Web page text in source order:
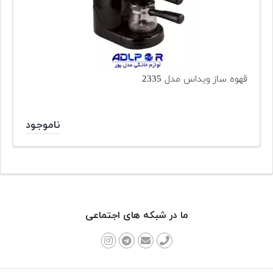
قهوه ساز ویداس مدل 2335
ناموجود
ما در شبکه های اجتماعی